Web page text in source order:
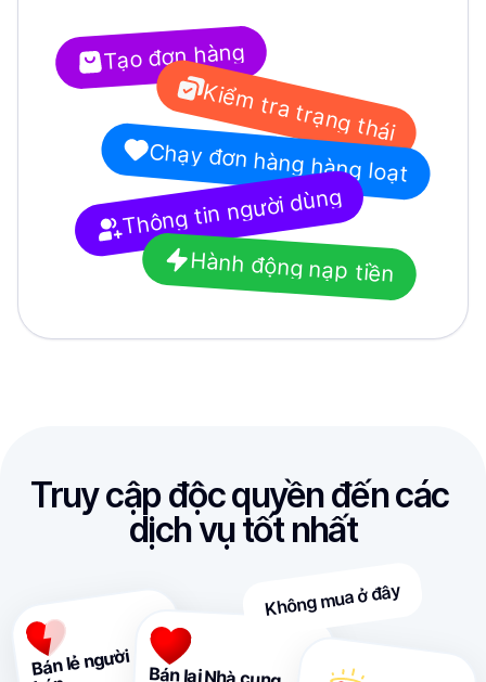
Tạo đơn hàng
Kiểm tra trạng thái
Chạy đơn hàng hàng loạt
Thông tin người dùng
Hành động nạp tiền
Truy cập độc quyền đến các
dịch vụ tốt nhất
Bán lẻ người
Không mua ở đây